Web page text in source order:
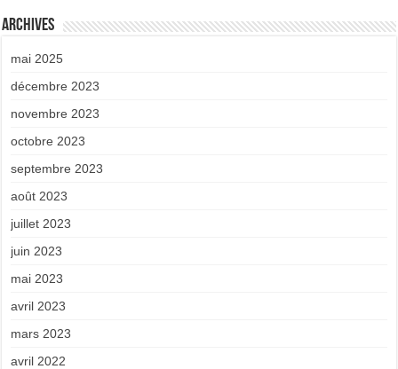
Archives
mai 2025
décembre 2023
novembre 2023
octobre 2023
septembre 2023
août 2023
juillet 2023
juin 2023
mai 2023
avril 2023
mars 2023
avril 2022